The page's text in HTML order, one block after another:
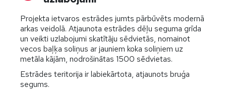
Projekta ietvaros estrādes jumts pārbūvēts modernā
arkas veidolā. Atjaunota estrādes dēļu seguma grīda
un veikti uzlabojumi skatītāju sēdvietās, nomainot
vecos baļķa soliņus ar jauniem koka soliņiem uz
metāla kājām, nodrošinātas 1500 sēdvietas.
Estrādes teritorija ir labiekārtota, atjaunots bruģa
segums.